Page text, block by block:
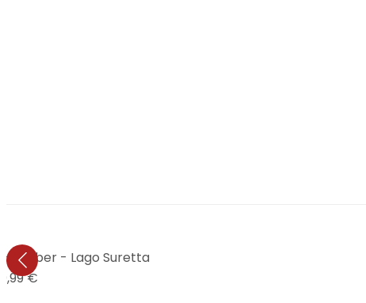
Huber - Lago Suretta
€